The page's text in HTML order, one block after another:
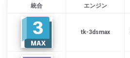
統合 エンジン
tk-3dsmax